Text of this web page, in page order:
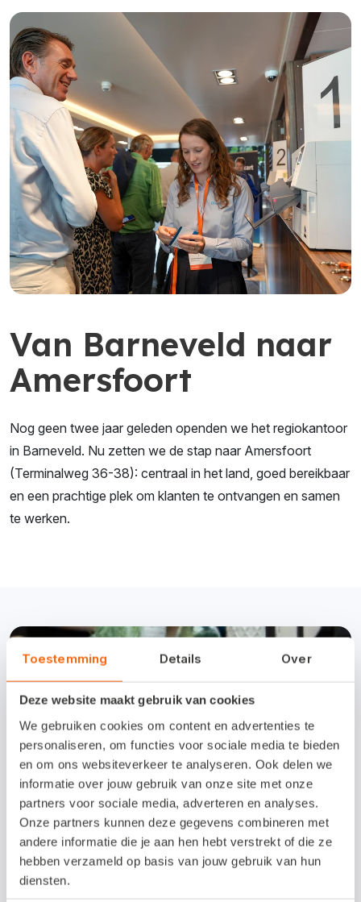
Toestemming Details Over
Deze website maakt gebruik van cookies
We gebruiken cookies om content en advertenties te
personaliseren, om functies voor sociale media te bieden
en om ons websiteverkeer te analyseren. Ook delen we
informatie over jouw gebruik van onze site met onze
partners voor sociale media, adverteren en analyses.
Onze partners kunnen deze gegevens combineren met
andere informatie die je aan hen hebt verstrekt of die ze
hebben verzameld op basis van jouw gebruik van hun
diensten.
Van Barneveld naar
Amersfoort
Nog geen twee jaar geleden openden we het regiokantoor
in Barneveld. Nu zetten we de stap naar Amersfoort
(Terminalweg 36-38): centraal in het land, goed bereikbaar
en een prachtige plek om klanten te ontvangen en samen
te werken.